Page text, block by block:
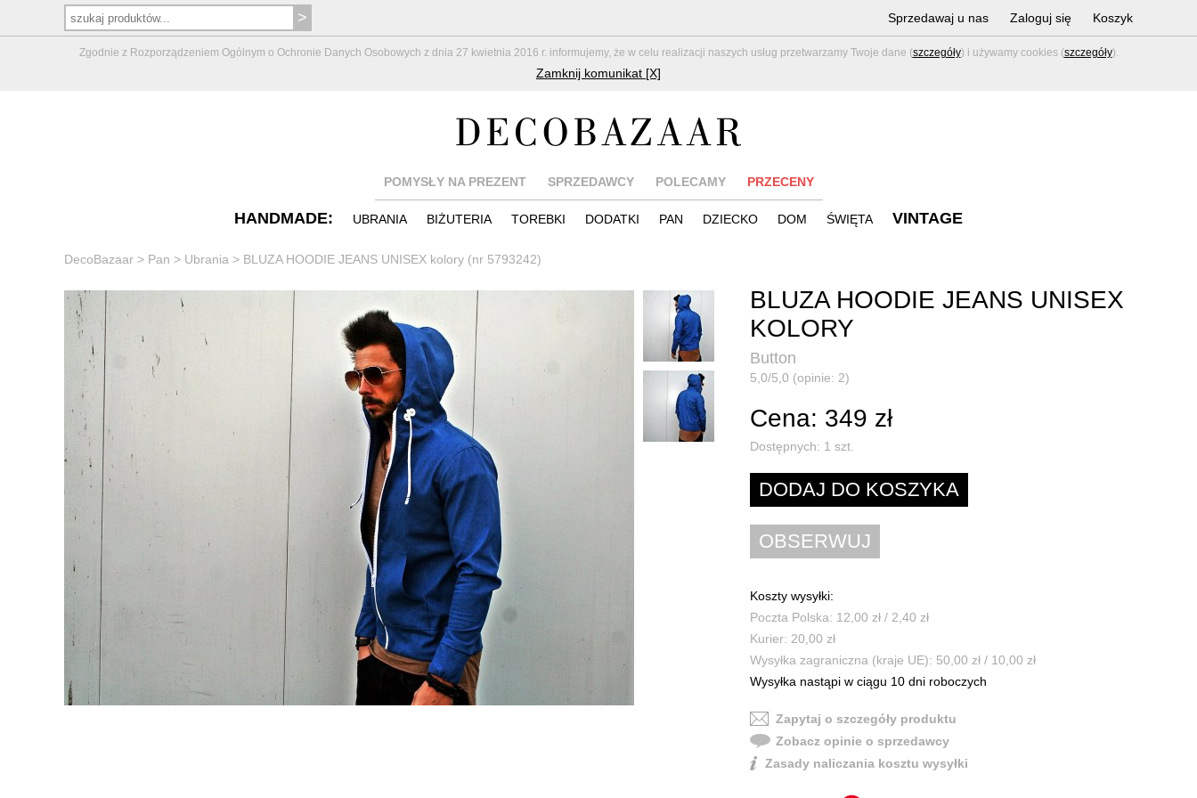
Zgodnie z Rozporządzeniem Ogólnym o Ochronie Danych Osobowych z dnia 27 kwietnia 2016 r. informujemy, że w celu realizacji naszych usług przetwarzamy Twoje dane (szczegóły) i używamy cookies (szczegóły).
Zamknij komunikat [X]
Sprzedawaj u nas Zaloguj się Koszyk
POMYSŁY NA PREZENT SPRZEDAWCY POLECAMY PRZECENY
HANDMADE: UBRANIA BIŻUTERIA TOREBKI DODATKI PAN DZIECKO DOM ŚWIĘTA VINTAGE
DecoBazaar > Pan > Ubrania > BLUZA HOODIE JEANS UNISEX kolory (nr 5793242)
BLUZA HOODIE JEANS UNISEX
KOLORY
Button
5,0/5,0 (opinie: 2)
Cena: 349 zł
Dostępnych: 1 szt.
Koszty wysyłki:
Poczta Polska: 12,00 zł / 2,40 zł
Kurier: 20,00 zł
Wysyłka zagraniczna (kraje UE): 50,00 zł / 10,00 zł
Wysyłka nastąpi w ciągu 10 dni roboczych
Zapytaj o szczegóły produktu
Zobacz opinie o sprzedawcy
Zasady naliczania kosztu wysyłki